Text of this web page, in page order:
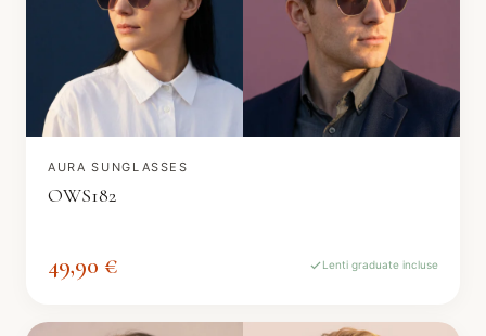
AURA SUNGLASSES
OWS182
49,90 € Lenti graduate incluse